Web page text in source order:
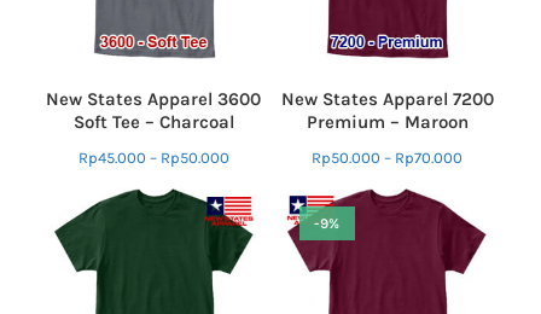
New States Apparel 3600
Soft Tee – Charcoal
Rp45.000 – Rp50.000
New States Apparel 7200
Premium – Maroon
Rp50.000 – Rp70.000
-9%